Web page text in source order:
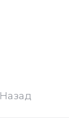
Назад